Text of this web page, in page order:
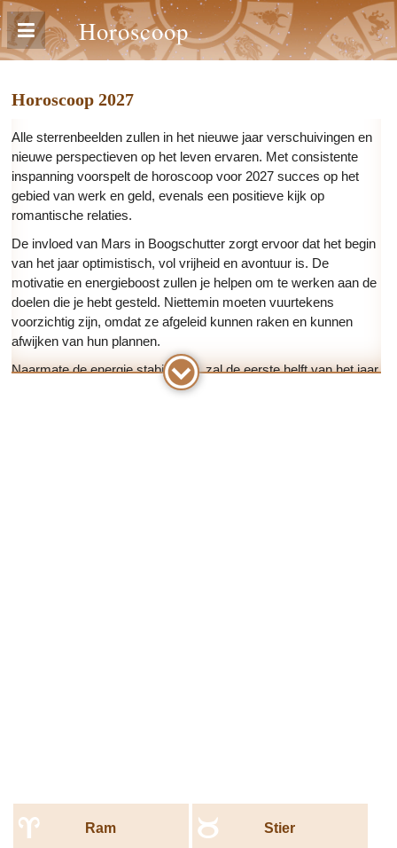
Horoscoop
Horoscoop 2027
Alle sterrenbeelden zullen in het nieuwe jaar verschuivingen en
nieuwe perspectieven op het leven ervaren. Met consistente
inspanning voorspelt de horoscoop voor 2027 succes op het
gebied van werk en geld, evenals een positieve kijk op
romantische relaties.
De invloed van Mars in Boogschutter zorgt ervoor dat het begin
van het jaar optimistisch, vol vrijheid en avontuur is. De
motivatie en energieboost zullen je helpen om te werken aan de
doelen die je hebt gesteld. Niettemin moeten vuurtekens
voorzichtig zijn, omdat ze afgeleid kunnen raken en kunnen
afwijken van hun plannen.
Naarmate de energie stabiliseert, zal de eerste helft van het jaar
perfect zijn voor zaken, werk en studie. Je zult geleidelijk
aanwakkeren. De zachtheid van het teken en de energie van de
vurige planeet zullen leiden tot verhoogde gevoeligheid. Je zult
Ram
a Stier
b